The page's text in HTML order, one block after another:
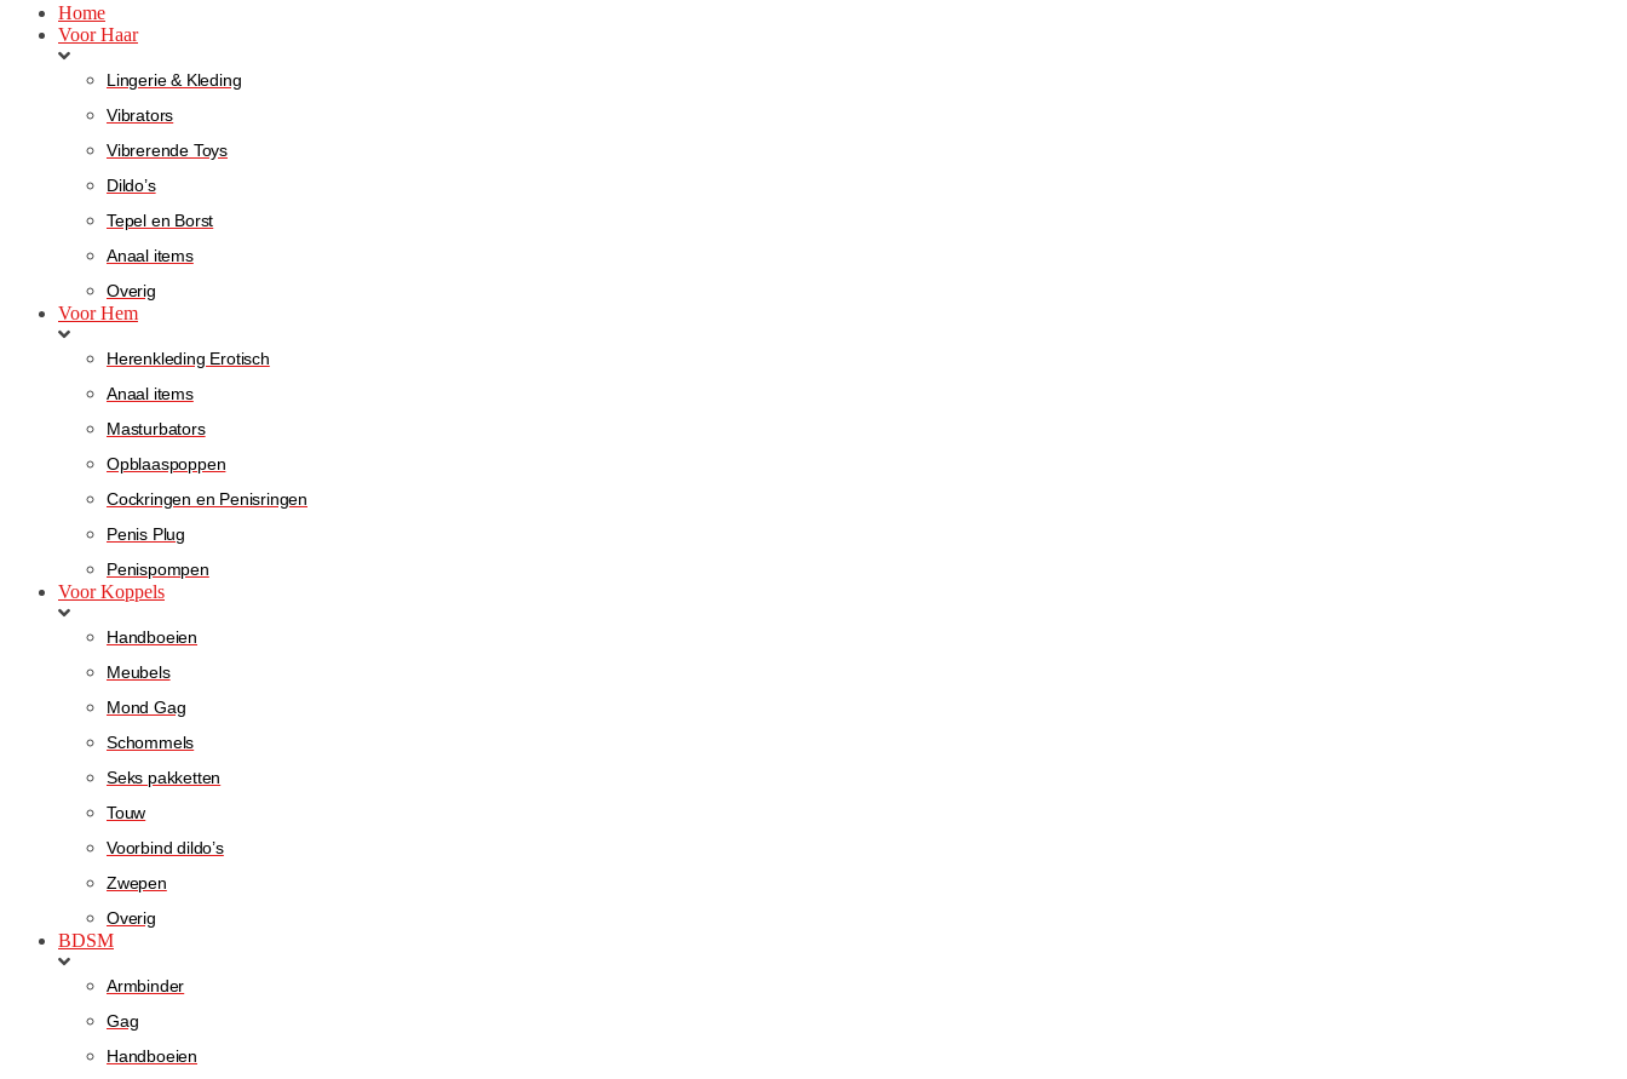
Home
Voor Haar
Lingerie & Kleding
Vibrators
Vibrerende Toys
Dildo’s
Tepel en Borst
Anaal items
Overig
Voor Hem
Herenkleding Erotisch
Anaal items
Masturbators
Opblaaspoppen
Cockringen en Penisringen
Penis Plug
Penispompen
Voor Koppels
Handboeien
Meubels
Mond Gag
Schommels
Seks pakketten
Touw
Voorbind dildo’s
Zwepen
Overig
BDSM
Armbinder
Gag
Handboeien